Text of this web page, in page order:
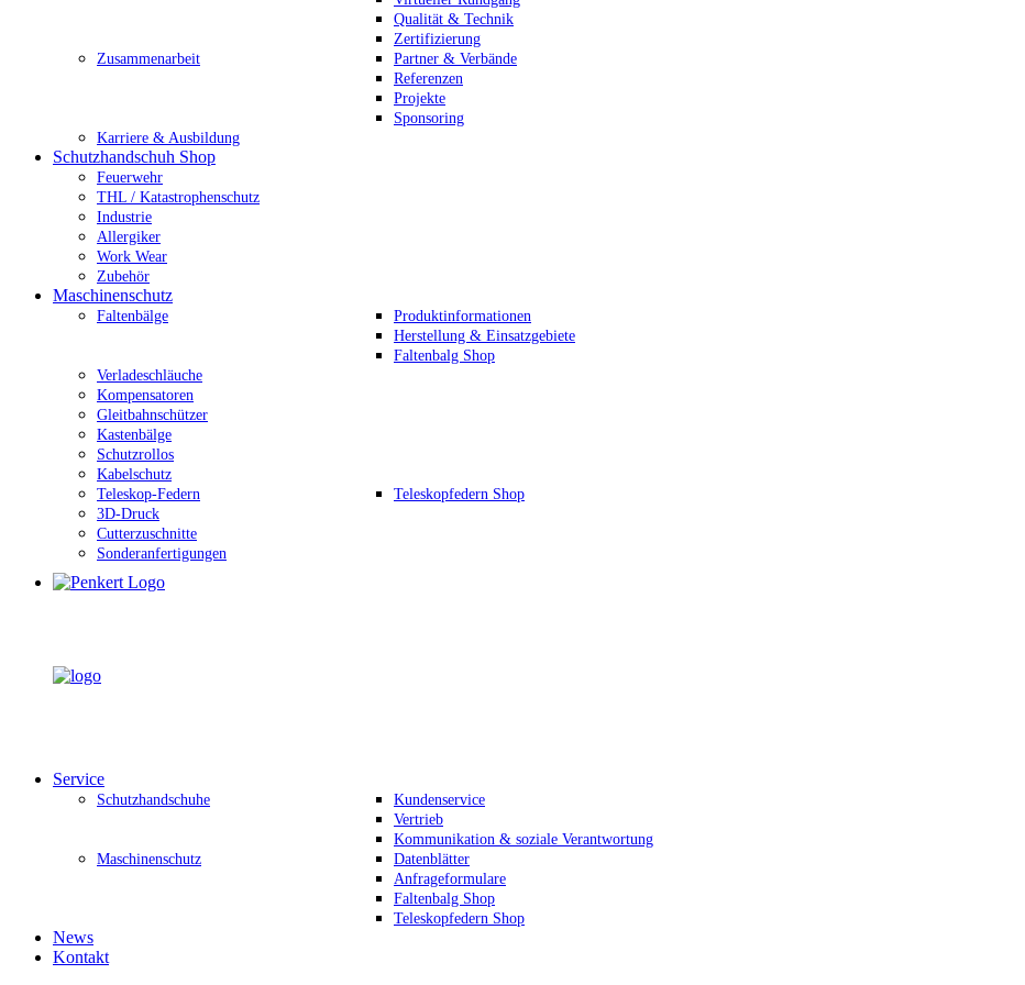
Qualität & Technik
Zertifizierung
Zusammenarbeit
Partner & Verbände
Referenzen
Projekte
Sponsoring
Karriere & Ausbildung
Schutzhandschuh Shop
Feuerwehr
THL / Katastrophenschutz
Industrie
Allergiker
Work Wear
Zubehör
Maschinenschutz
Faltenbälge
Produktinformationen
Herstellung & Einsatzgebiete
Faltenbalg Shop
Verladeschläuche
Kompensatoren
Gleitbahnschützer
Kastenbälge
Schutzrollos
Kabelschutz
Teleskop-Federn
Teleskopfedern Shop
3D-Druck
Cutterzuschnitte
Sonderanfertigungen
Service
Schutzhandschuhe
Kundenservice
Vertrieb
Kommunikation & soziale Verantwortung
Maschinenschutz
Datenblätter
Anfrageformulare
Faltenbalg Shop
Teleskopfedern Shop
News
Kontakt